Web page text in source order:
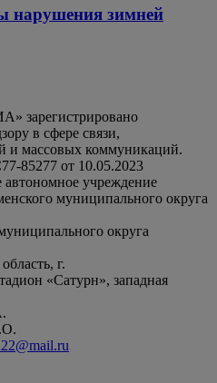
нарушения зимней
зарегистрировано
в сфере связи,
и массовых коммуникаций.
85277 от 10.05.2023
учреждение
муниципального округа
округа
г.
«Сатурн», западная